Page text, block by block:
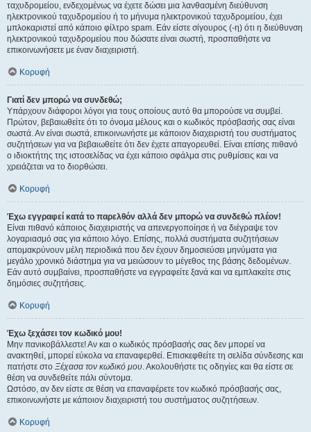
ταχυδρομείου, ενδεχομένως να έχετε δώσει μια λανθασμένη διεύθυνση
ηλεκτρονικού ταχυδρομείου ή το μήνυμα ηλεκτρονικού ταχυδρομείου, έχει
μπλοκαριστεί από κάποιο φίλτρο spam. Εάν είστε σίγουρος (-η) ότι η διεύθυνση
ηλεκτρονικού ταχυδρομείου που δώσατε είναι σωστή, προσπαθήστε να
επικοινωνήσετε με έναν διαχειριστή.
Κορυφή
Γιατί δεν μπορώ να συνδεθώ;
Υπάρχουν διάφοροι λόγοι για τους οποίους αυτό θα μπορούσε να συμβεί.
Πρώτον, βεβαιωθείτε ότι το όνομα μέλους και ο κωδικός πρόσβασής σας είναι
σωστά. Αν είναι σωστά, επικοινωνήστε με κάποιον διαχειριστή του συστήματος
συζητήσεων για να βεβαιωθείτε ότι δεν έχετε απαγορευθεί. Είναι επίσης πιθανό
ο ιδιοκτήτης της ιστοσελίδας να έχει κάποιο σφάλμα στις ρυθμίσεις και να
χρειάζεται να το διορθώσει.
Κορυφή
Έχω εγγραφεί κατά το παρελθόν αλλά δεν μπορώ να συνδεθώ πλέον!
Είναι πιθανό κάποιος διαχειριστής να απενεργοποίησε ή να διέγραψε τον
λογαριασμό σας για κάποιο λόγο. Επίσης, πολλά συστήματα συζητήσεων
απομακρύνουν μέλη περιοδικά που δεν έχουν δημοσιεύσει μηνύματα για
μεγάλο χρονικό διάστημα για να μειώσουν το μέγεθος της βάσης δεδομένων.
Εάν αυτό συμβαίνει, προσπαθήστε να εγγραφείτε ξανά και να εμπλακείτε στις
δημόσιες συζητήσεις.
Κορυφή
Έχω ξεχάσει τον κωδικό μου!
Μην πανικοβάλλεστε! Αν και ο κωδικός πρόσβασής σας δεν μπορεί να
ανακτηθεί, μπορεί εύκολα να επαναφερθεί. Επισκεφθείτε τη σελίδα σύνδεσης και
πατήστε στο Ξέχασα τον κωδικό μου. Ακολουθήστε τις οδηγίες και θα είστε σε
θέση να συνδεθείτε πάλι σύντομα.
Ωστόσο, αν δεν είστε σε θέση να επαναφέρετε τον κωδικό πρόσβασής σας,
επικοινωνήστε με κάποιον διαχειριστή του συστήματος συζητήσεων.
Κορυφή